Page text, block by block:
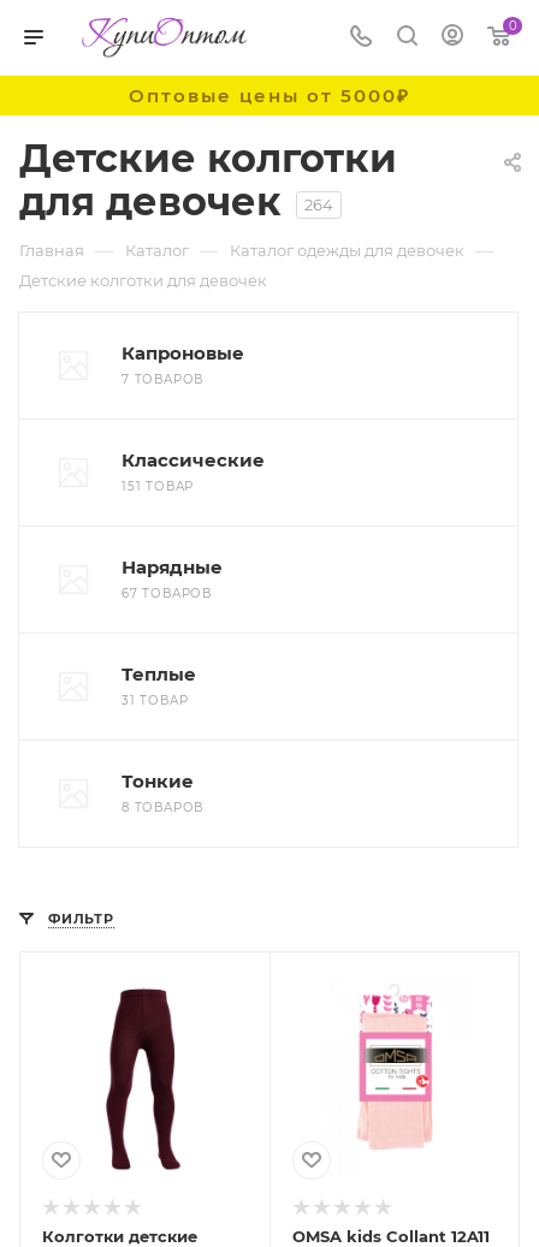
0
Оптовые цены от 5000₽
Детские колготки
для девочек
264
Главная — Каталог — Каталог одежды для девочек —
Детские колготки для девочек
Капроновые
7 ТОВАРОВ
Классические
151 ТОВАР
Нарядные
67 ТОВАРОВ
Теплые
31 ТОВАР
Тонкие
8 ТОВАРОВ
ФИЛЬТР
Колготки детские
OMSA kids Collant 12A11